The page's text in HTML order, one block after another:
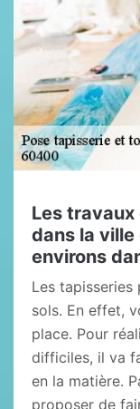
Les
dans la
environs
Les
sols. En effet,
place. Pour
difficiles, il va
en la matière.
proposer de